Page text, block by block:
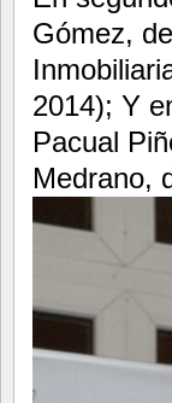
Gómez,
2014); Y
Pacual
Medrano,